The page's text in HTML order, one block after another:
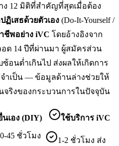
12 มิติที่สำคัญที่สุดเมื่อต้อง
ฏิเสธด้วยตัวเอง (Do-It-Yourself /
พอย่าง iVC โดยอ้างอิงจาก
อด 14 ปีที่ผ่านมา ผู้สมัครส่วน
อนต่ำเกินไป ส่งผลให้เกิดการ
จำเป็น — ข้อมูลด้านล่างช่วยให้
ริงของกระบวนการในปัจจุบัน
นเอง (DIY) ใช้บริการ iVC
45 ชั่วโมง
1-2 ชั่วโมง ส่ง